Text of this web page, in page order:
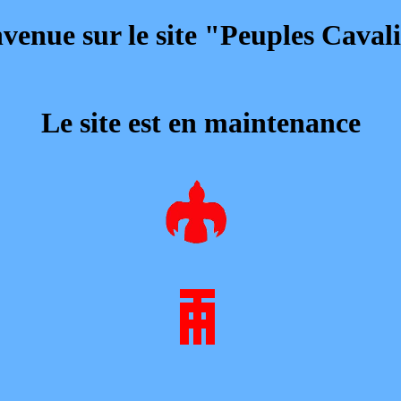
sur le site "Peuples
Le site est en maintenance